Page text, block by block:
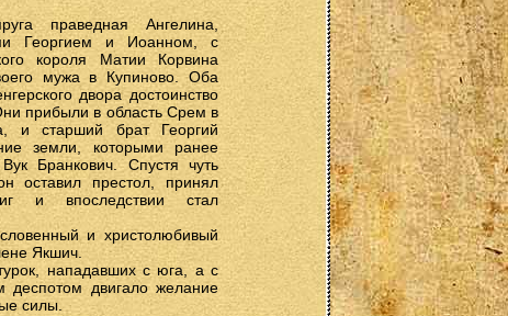
праведная Ангелина,
Георгием и Иоанном, с
короля Матии Корвина
мужа в Купиново. Оба
двора достоинство
прибыли в область Срем в
и старший брат Георгий
земли, которыми ранее
Бранкович. Спустя чуть
оставил престол, принял
и впоследствии стал
и христолюбивый
Якшич.
нападавших с юга, а с
деспотом двигало желание
силы.